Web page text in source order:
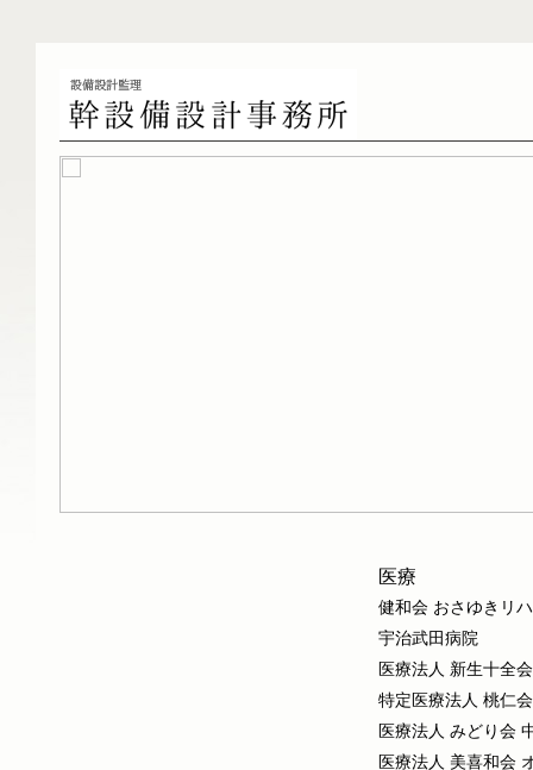
医療
健和会 おさゆきリ
宇治武田病院
医療法人 新生十全
特定医療法人 桃仁
医療法人 みどり会
医療法人 美喜和会